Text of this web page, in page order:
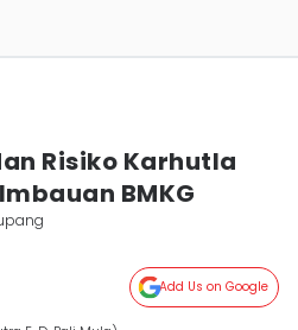
Risiko Karhutla
BMKG
Add Us on Google